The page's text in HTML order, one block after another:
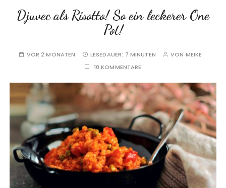
Djuvec als Risotto! So ein leckerer One
Pot!
VOR 2 MONATEN LESEDAUER: 7 MINUTEN VON MEIKE
10 KOMMENTARE